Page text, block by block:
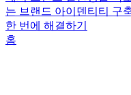
는 브랜드 아이덴티티 구
한 번에 해결하기
홈